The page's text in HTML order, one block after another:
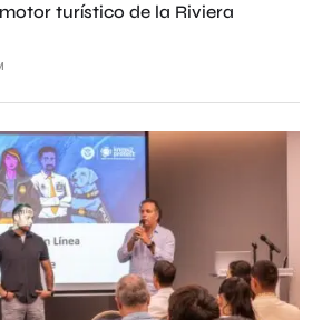
turístico de la Riviera